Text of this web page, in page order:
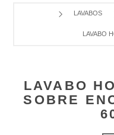
LAVABOS
LAVABO
LAVABO
SOBRE